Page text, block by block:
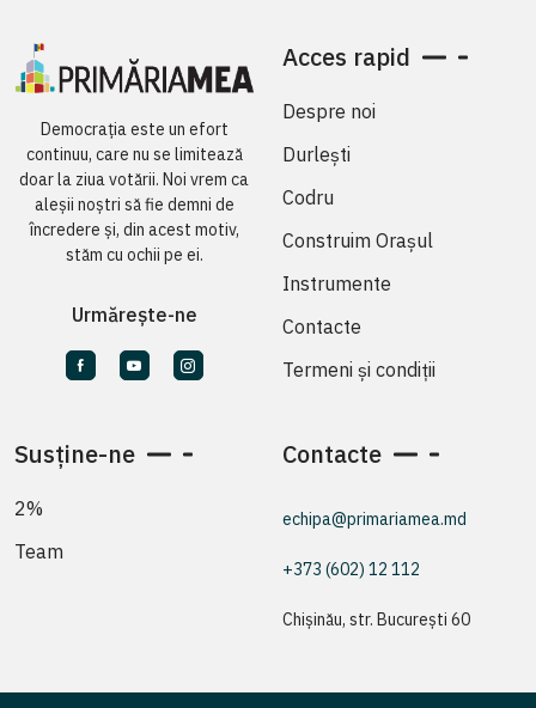
Democrația este un efort
continuu, care nu se limitează
doar la ziua votării. Noi vrem ca
aleșii noștri să fie demni de
încredere și, din acest motiv,
stăm cu ochii pe ei.
Urmărește-ne
Acces rapid
Despre noi
Durlești
Codru
Construim Orașul
Instrumente
Contacte
Termeni și condiții
Susține-ne
2%
Team
Contacte
echipa@primariamea.md
+373 (602) 12 112
Chișinău, str. București 60